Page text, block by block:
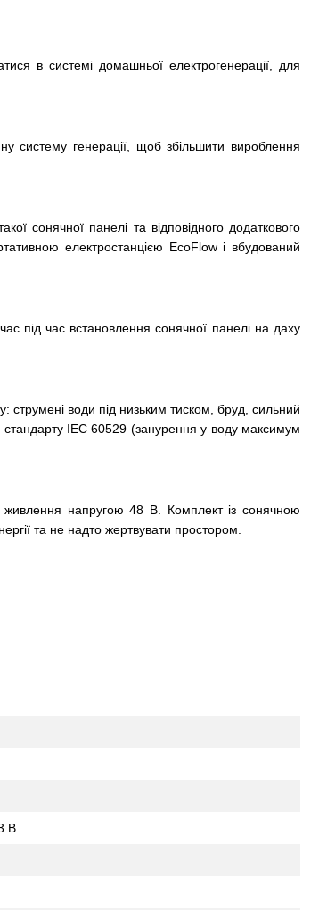
в системі домашньої електрогенерації, для
систему генерації, щоб збільшити вироблення
сонячної панелі та відповідного додаткового
електростанцією EcoFlow і вбудований
під час встановлення сонячної панелі на даху
струмені води під низьким тиском, бруд, сильний
стандарту IEC 60529 (занурення у воду максимум
живлення напругою 48 В. Комплект із сонячною
та не надто жертвувати простором.
В